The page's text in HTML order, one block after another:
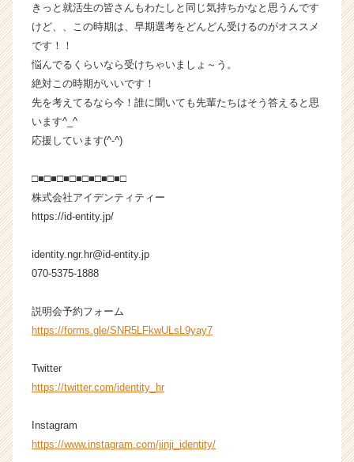
届
く
活
サ
イ
リ
e
a
r）
きっと就活生の皆さんもわたしと同じ気持ちかなと思うんです
けど、、この時期は、早期選考をどんどん受けるのがオススメ
です！！
悩んでるくらいなら受けちゃいましょ～う。
絶対この時期がいいです！
先を考えてるなら今！誰に聞いても先輩たちはそう答えると思
います^_^
応援しています(^-^)
□■□■□■□■□■□■□■□
株式会社アイデンティティー
https://id-entity.jp/
identity.ngr.hr@id-entity.jp
070-5375-1888
説明会予約フォーム
https://forms.gle/SNR5LFkwULsL9yay7
Twitter
https://twitter.com/identity_hr
Instagram
https://www.instagram.com/jinji_identity/